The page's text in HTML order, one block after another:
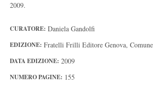
2009.
CURATORE: Daniela Gandolfi
EDIZIONE: Fratelli Frilli Editore Genova,
DATA EDIZIONE: 2009
NUMERO PAGINE: 155